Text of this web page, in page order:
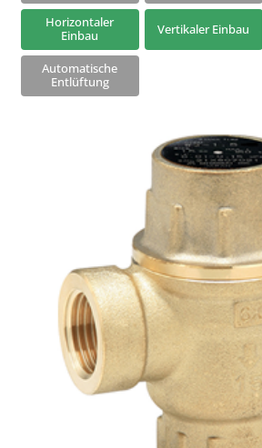
Horizontaler
Einbau
Vertikaler Einbau
Automatische
Entlüftung